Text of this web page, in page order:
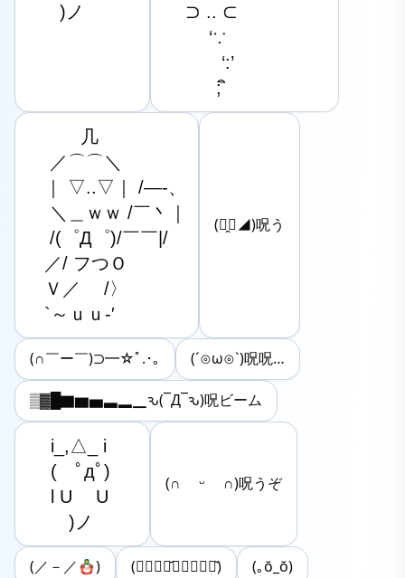
)ノ
⊃ .. ⊂
‘∵
‘:’
; ิ
几
／⌒⌒＼
｜ ▽..▽｜ /―-、
＼＿ｗｗ /￣丶｜
/(゜Д゜)/￣￣|/
／/ フつＯ
Ｖ／　 /〉
`～ｕｕ-′
(◣̯⩌◢)呪う
(∩￣ー￣)⊃━☆ﾟ.･｡ (´⊙ω⊙`)呪呪…
▒▓█▇▆▅▃▂▁ԅ(¯Д¯ԅ)呪ビーム
i_,△_ i
(　ﾟдﾟ)
l U 　U
)ノ
(∩ ᵕ ∩)呪うぞ
(／－／🪆) (⚭⃙⃚⃘᷄⑅⚭⃙⃚⃘᷅) (｡ŏ_ŏ)